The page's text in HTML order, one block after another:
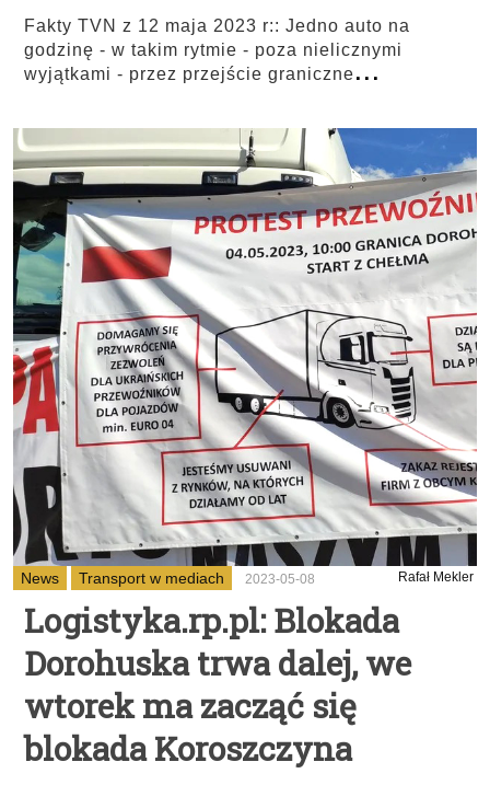
Fakty TVN z 12 maja 2023 r:: Jedno auto na
godzinę - w takim rytmie - poza nielicznymi
wyjątkami - przez przejście graniczne...
News Transport w mediach 2023-05-08 Rafał Mekler
Logistyka.rp.pl: Blokada
Dorohuska trwa dalej, we
wtorek ma zacząć się
blokada Koroszczyna